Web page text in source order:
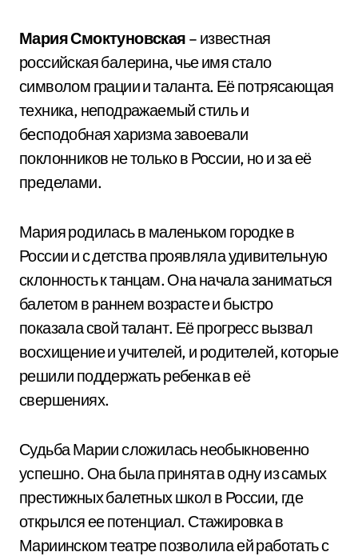
Мария Смоктуновская – известная
российская балерина, чье имя стало
символом грации и таланта. Её потрясающая
техника, неподражаемый стиль и
бесподобная харизма завоевали
поклонников не только в России, но и за её
пределами.
Мария родилась в маленьком городке в
России и с детства проявляла удивительную
склонность к танцам. Она начала заниматься
балетом в раннем возрасте и быстро
показала свой талант. Её прогресс вызвал
восхищение и учителей, и родителей, которые
решили поддержать ребенка в её
свершениях.
Судьба Марии сложилась необыкновенно
успешно. Она была принята в одну из самых
престижных балетных школ в России, где
открылся ее потенциал. Стажировка в
Мариинском театре позволила ей работать с